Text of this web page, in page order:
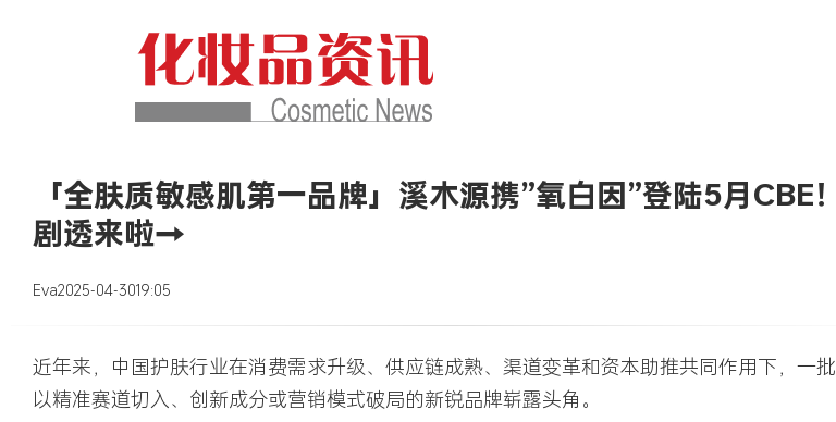
「全肤质敏感肌第一品牌」溪木源携”氧白因”登陆5月CBE！
剧透来啦→
Eva2025-04-3019:05
近年来，中国护肤行业在消费需求升级、供应链成熟、渠道变革和资本助推共同作用下，一批
以精准赛道切入、创新成分或营销模式破局的新锐品牌崭露头角。